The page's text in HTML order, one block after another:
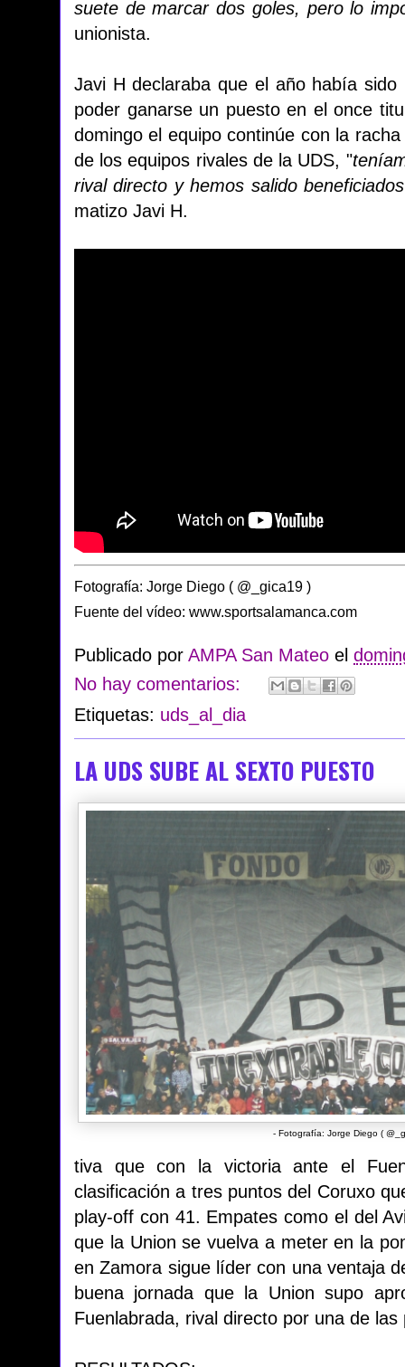
suete de marcar dos goles, pero lo
unionista.
Javi H declaraba que el año había
poder ganarse un puesto en el once
domingo el equipo continúe con la
de los equipos rivales de la UDS, "
rival directo y hemos salido
matizo Javi H.
Fotografía: Jorge Diego ( @_gica19 )
Fuente del vídeo: www.sportsalamanca.com
Publicado por AMPA San Mateo el
No hay comentarios:
Etiquetas: uds_al_dia
LA UDS SUBE AL SEXTO PUESTO
- Fotografía: Jorge Diego (
tiva que con la victoria ante el
clasificación a tres puntos del Coruxo
play-off con 41. Empates como el del
que la Union se vuelva a meter en la
en Zamora sigue líder con una ventaja
buena jornada que la Union supo
Fuenlabrada, rival directo por una de